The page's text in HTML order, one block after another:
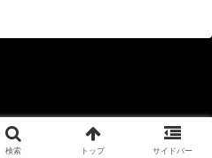
Official Blog All Rights Reserved.
検索 トップ サイドバー